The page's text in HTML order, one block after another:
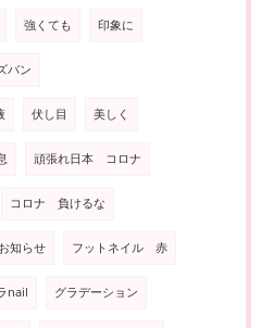
強くても 印象に
バン
伏し目 美しく
頑張れ日本 コロナ
コロナ 負けるな
お知らせ フットネイル 赤
nail グラデーション